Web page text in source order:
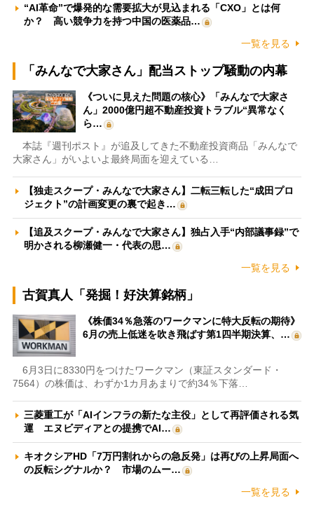
“AI革命”で爆発的な需要拡大が見込まれる「CXO」とは何
か？ 高い競争力を持つ中国の医薬品…
一覧を見る
「みんなで大家さん」配当ストップ騒動の内幕
《ついに見えた問題の核心》「みんなで大家さ
ん」2000億円超不動産投資トラブル“異常なく
ら…
本誌『週刊ポスト』が追及してきた不動産投資商品「みんなで
大家さん」がいよいよ最終局面を迎えている…
【独走スクープ・みんなで大家さん】二転三転した“成田プロ
ジェクト”の計画変更の裏で起き…
【追及スクープ・みんなで大家さん】独占入手“内部議事録”で
明かされる柳瀬健一・代表の思…
一覧を見る
古賀真人「発掘！好決算銘柄」
《株価34％急落のワークマンに特大反転の期待》
6月の売上低迷を吹き飛ばす第1四半期決算、…
6月3日に8330円をつけたワークマン（東証スタンダード・
7564）の株価は、わずか1カ月あまりで約34％下落…
三菱重工が「AIインフラの新たな主役」として再評価される気
運 エヌビディアとの提携でAI…
キオクシアHD「7万円割れからの急反発」は再びの上昇局面へ
の反転シグナルか？ 市場のムー…
一覧を見る